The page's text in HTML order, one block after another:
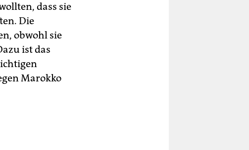
dass sie
Die
obwohl sie
ist das
Marokko